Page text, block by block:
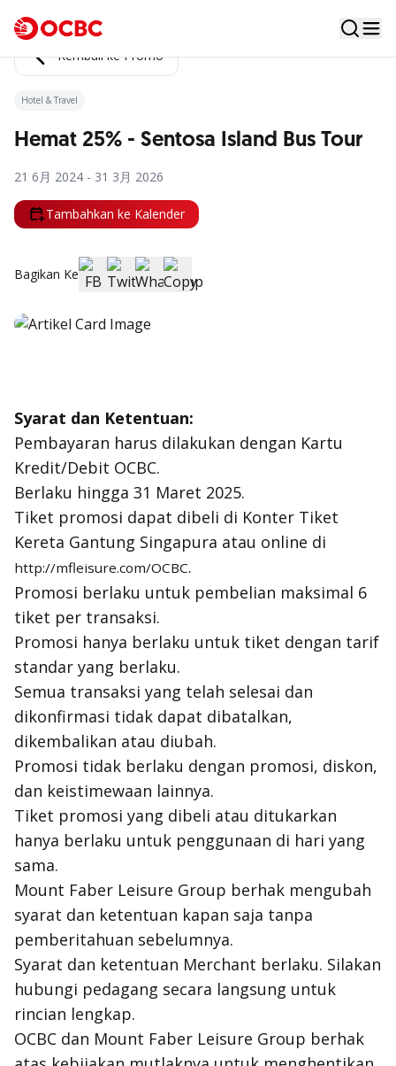
Kembali ke Promo
Hotel & Travel
Hemat 25% - Sentosa Island Bus Tour
21 6月 2024 - 31 3月 2026
Tambahkan ke Kalender
Bagikan Ke
Syarat dan Ketentuan:
Pembayaran harus dilakukan dengan Kartu
Kredit/Debit OCBC.
Berlaku hingga 31 Maret 2025.
Tiket promosi dapat dibeli di Konter Tiket
Kereta Gantung Singapura atau online di
http://mfleisure.com/OCBC.
Promosi berlaku untuk pembelian maksimal 6
tiket per transaksi.
Promosi hanya berlaku untuk tiket dengan tarif
standar yang berlaku.
Semua transaksi yang telah selesai dan
dikonfirmasi tidak dapat dibatalkan,
dikembalikan atau diubah.
Promosi tidak berlaku dengan promosi, diskon,
dan keistimewaan lainnya.
Tiket promosi yang dibeli atau ditukarkan
hanya berlaku untuk penggunaan di hari yang
sama.
Mount Faber Leisure Group berhak mengubah
syarat dan ketentuan kapan saja tanpa
pemberitahuan sebelumnya.
Syarat dan ketentuan Merchant berlaku. Silakan
hubungi pedagang secara langsung untuk
rincian lengkap.
OCBC dan Mount Faber Leisure Group berhak